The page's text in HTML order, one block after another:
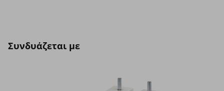
Συνδυάζεται με